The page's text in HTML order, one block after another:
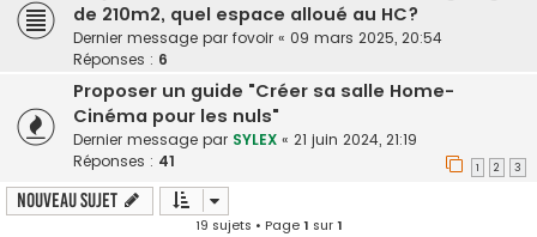
de 210m2, quel espace alloué au HC?
Dernier message par fovoir « 09 mars 2025, 20:54
Réponses : 6
Proposer un guide "Créer sa salle Home-
Cinéma pour les nuls"
Dernier message par SYLEX « 21 juin 2024, 21:19
Réponses : 41 1 2 3
Nouveau sujet
19 sujets • Page1 sur1